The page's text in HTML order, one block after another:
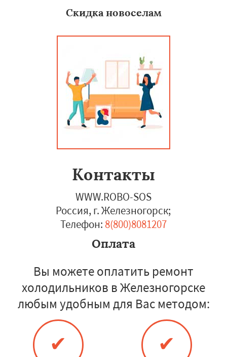
Скидка новоселам
Контакты
WWW.ROBO-SOS
Россия, г. Железногорск;
Телефон: 8(800)8081207
Оплата
Вы можете оплатить ремонт
холодильников в Железногорске
любым удобным для Вас методом:
✔ ✔